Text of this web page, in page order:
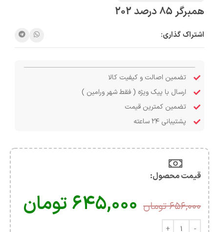
همبرگر 85 درصد 202
اشتراک گذاری:
تضمین اصالت و کیفیت کالا
ارسال با پیک ویژه ( فقط شهر ورامین )
تضمین کمترین قیمت
پشتیبانی ۲۴ ساعته
قیمت محصول:​
۶۵۶,۰۰۰ تومان ۶۴۵,۰۰۰تومان